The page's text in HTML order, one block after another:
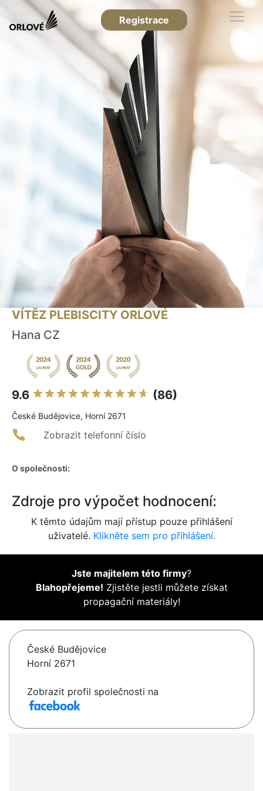
Registrace
VÍTĚZ PLEBISCITY ORLOVÉ
Hana CZ
9.6 (86)
České Budějovice, Horní 2671
Zobrazit telefonní číslo
O společnosti:
Zdroje pro výpočet hodnocení:
K těmto údajům mají přístup pouze přihlášení
uživatelé. Klikněte sem pro přihlášení.
Jste majitelem této firmy?
Blahopřejeme! Zjistěte jestli můžete získat
propagační materiály!
České Budějovice
Horní 2671
Zobrazit profil společnosti na